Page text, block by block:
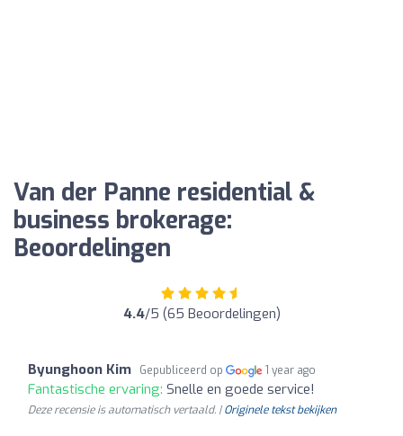
Van der Panne residential &
business brokerage:
Beoordelingen
4.4/5 (65 Beoordelingen)
Byunghoon Kim Gepubliceerd op 1 year ago
Fantastische ervaring: Snelle en goede service!
Deze recensie is automatisch vertaald. |Originele tekst bekijken